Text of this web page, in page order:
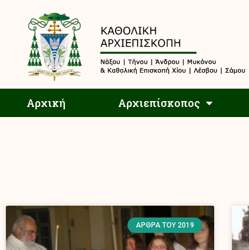
Αρχική Αρχιεπίσκοπος
ΆΡΘΡΑ ΤΟΥ 2019